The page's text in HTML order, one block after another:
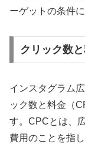
ーゲットの条件
クリック数と
インスタグラム
ック数と料金（
す。CPCとは、
費用のことを指